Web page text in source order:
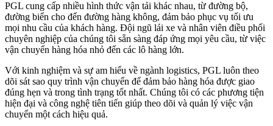
PGL cung cấp nhiều hình thức vận tải khác nhau, từ đường bộ,
đường biển cho đến đường hàng không, đảm bảo phục vụ tối ưu
mọi nhu cầu của khách hàng. Đội ngũ lái xe và nhân viên điều phối
chuyên nghiệp của chúng tôi sẵn sàng đáp ứng mọi yêu cầu, từ việc
vận chuyển hàng hóa nhỏ đến các lô hàng lớn.
Với kinh nghiệm và sự am hiểu về ngành logistics, PGL luôn theo
dõi sát sao quy trình vận chuyển để đảm bảo hàng hóa được giao
đúng hẹn và trong tình trạng tốt nhất. Chúng tôi có các phương tiện
hiện đại và công nghệ tiên tiến giúp theo dõi và quản lý việc vận
chuyển một cách hiệu quả.